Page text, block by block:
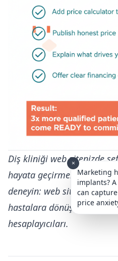
Diş kliniği web sitenizde
hayata geçirmek mi
deneyin: web sitesi
hastalara dönüştüren
hesaplayıcıları.
×
Marketing
implants?
can
price